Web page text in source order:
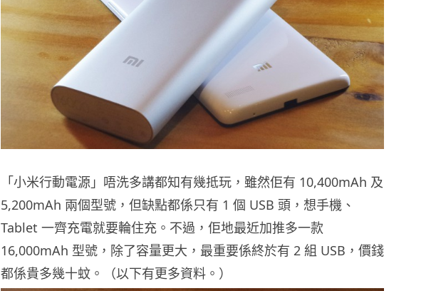
「小米行動電源」唔洗多講都知有幾抵玩，雖然佢有 10,400mAh 及
5,200mAh 兩個型號，但缺點都係只有 1 個 USB 頭，想手機、
Tablet 一齊充電就要輪住充。不過，佢地最近加推多一款
16,000mAh 型號，除了容量更大，最重要係終於有 2 組 USB，價錢
都係貴多幾十蚊。（以下有更多資料。）